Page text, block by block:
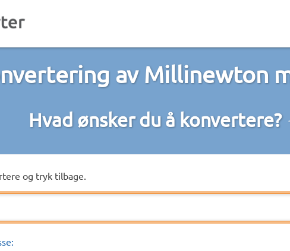
av Millinewton
Hvad ønsker du å konvertere?
og tryk tilbage.